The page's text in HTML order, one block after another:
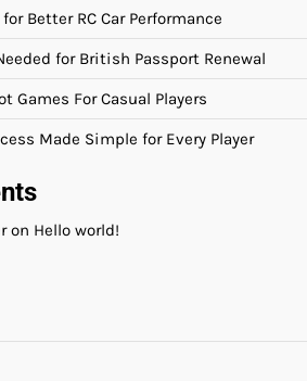
Better RC Car Performance
for British Passport Renewal
Games For Casual Players
Made Simple for Every Player
on Hello world!